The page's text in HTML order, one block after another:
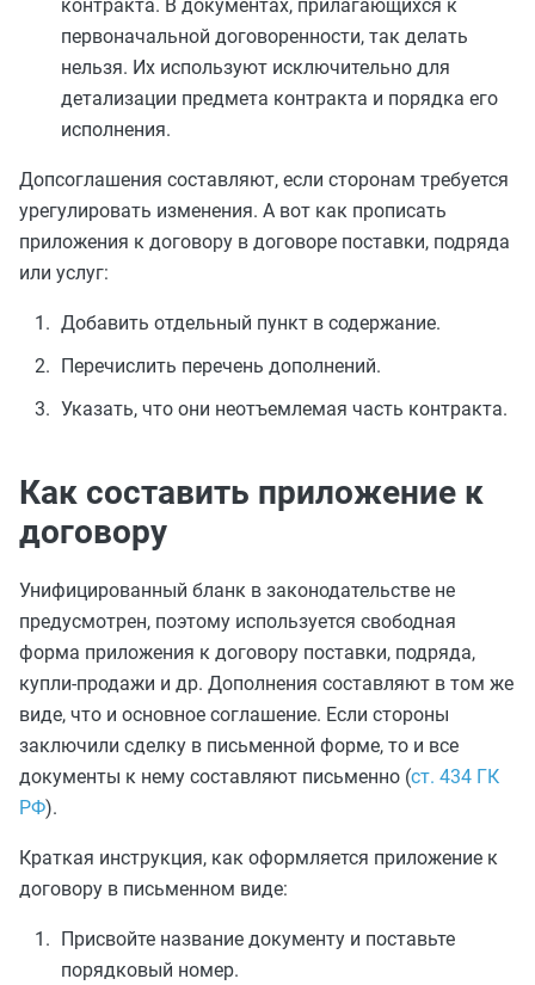
контракта. В документах, прилагающихся к
первоначальной договоренности, так делать
нельзя. Их используют исключительно для
детализации предмета контракта и порядка его
исполнения.
Допсоглашения составляют, если сторонам требуется
урегулировать изменения. А вот как прописать
приложения к договору в договоре поставки, подряда
или услуг:
Добавить отдельный пункт в содержание.
Перечислить перечень дополнений.
Указать, что они неотъемлемая часть контракта.
Как составить приложение к
договору
Унифицированный бланк в законодательстве не
предусмотрен, поэтому используется свободная
форма приложения к договору поставки, подряда,
купли-продажи и др. Дополнения составляют в том же
виде, что и основное соглашение. Если стороны
заключили сделку в письменной форме, то и все
документы к нему составляют письменно (ст. 434 ГК
РФ).
Краткая инструкция, как оформляется приложение к
договору в письменном виде:
Присвойте название документу и поставьте
порядковый номер.